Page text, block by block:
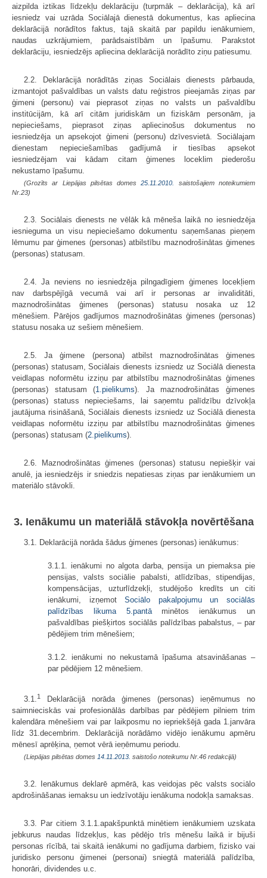
aizpilda iztikas līdzekļu deklarāciju (turpmāk – deklarācija), kā arī
iesniedz vai uzrāda Sociālajā dienestā dokumentus, kas apliecina
deklarācijā norādītos faktus, tajā skaitā par papildu ienākumiem,
naudas uzkrājumiem, parādsaistībām un īpašumu. Parakstot
deklarāciju, iesniedzējs apliecina deklarācijā norādīto ziņu patiesumu.
2.2. Deklarācijā norādītās ziņas Sociālais dienests pārbauda,
izmantojot pašvaldības un valsts datu reģistros pieejamās ziņas par
ģimeni (personu) vai pieprasot ziņas no valsts un pašvaldību
institūcijām, kā arī citām juridiskām un fiziskām personām, ja
nepieciešams, pieprasot ziņas apliecinošus dokumentus no
iesniedzēja un apsekojot ģimeni (personu) dzīvesvietā. Sociālajam
dienestam nepieciešamības gadījumā ir tiesības apsekot
iesniedzējam vai kādam citam ģimenes loceklim piederošu
nekustamo īpašumu.
(Grozīts ar Liepājas pilsētas domes25.11.2010.
saistošajiem noteikumiem
Nr.23)
2.3. Sociālais dienests ne vēlāk kā mēneša laikā no iesniedzēja
iesnieguma un visu nepieciešamo dokumentu saņemšanas pieņem
lēmumu par ģimenes (personas) atbilstību maznodrošinātas ģimenes
(personas) statusam.
2.4. Ja neviens no iesniedzēja pilngadīgiem ģimenes locekļiem
nav darbspējīgā vecumā vai arī ir personas ar invaliditāti,
maznodrošinātas ģimenes (personas) statusu nosaka uz 12
mēnešiem. Pārējos gadījumos maznodrošinātas ģimenes (personas)
statusu nosaka uz sešiem mēnešiem.
2.5. Ja ģimene (persona) atbilst maznodrošinātas ģimenes
(personas) statusam, Sociālais dienests izsniedz uz Sociālā dienesta
veidlapas noformētu izziņu par atbilstību maznodrošinātas ģimenes
(personas) statusam (1.pielikums). Ja maznodrošinātas ģimenes
(personas) statuss nepieciešams, lai saņemtu palīdzību dzīvokļa
jautājuma risināšanā, Sociālais dienests izsniedz uz Sociālā dienesta
veidlapas noformētu izziņu par atbilstību maznodrošinātas ģimenes
(personas) statusam (2.pielikums).
2.6. Maznodrošinātas ģimenes (personas) statusu nepiešķir vai
anulē, ja iesniedzējs ir sniedzis nepatiesas ziņas par ienākumiem un
materiālo stāvokli.
3. Ienākumu un materiālā stāvokļa novērtēšana
3.1. Deklarācijā norāda šādus ģimenes (personas) ienākumus:
3.1.1. ienākumi no algota darba, pensija un piemaksa pie
pensijas, valsts sociālie pabalsti, atlīdzības, stipendijas,
kompensācijas, uzturlīdzekļi, studējošo kredīts un citi
ienākumi, izņemotSociālo pakalpojumu un sociālās
palīdzības likuma
5.pantāminētos ienākumus un
pašvaldības piešķirtos sociālās palīdzības pabalstus, – par
pēdējiem trim mēnešiem;
3.1.2. ienākumi no nekustamā īpašuma atsavināšanas –
par pēdējiem 12 mēnešiem.
3.1.1
Deklarācijā norāda ģimenes (personas) ieņēmumus no
saimnieciskās vai profesionālās darbības par pēdējiem pilniem trim
kalendāra mēnešiem vai par laikposmu no iepriekšējā gada 1.janvāra
līdz 31.decembrim. Deklarācijā norādāmo vidējo ienākumu apmēru
mēnesī aprēķina, ņemot vērā ieņēmumu periodu.
(Liepājas pilsētas domes 14.11.2013. saistošo noteikumu Nr.46 redakcijā)
3.2. Ienākumus deklarē apmērā, kas veidojas pēc valsts sociālo
apdrošināšanas iemaksu un iedzīvotāju ienākuma nodokļa samaksas.
3.3. Par citiem 3.1.1.apakšpunktā minētiem ienākumiem uzskata
jebkurus naudas līdzekļus, kas pēdējo trīs mēnešu laikā ir bijuši
personas rīcībā, tai skaitā ienākumi no gadījuma darbiem, fizisko vai
juridisko personu ģimenei (personai) sniegtā materiālā palīdzība,
honorāri, dividendes u.c.